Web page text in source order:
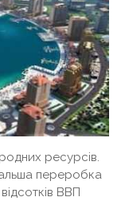
ресурсів.
переробка
ВВП